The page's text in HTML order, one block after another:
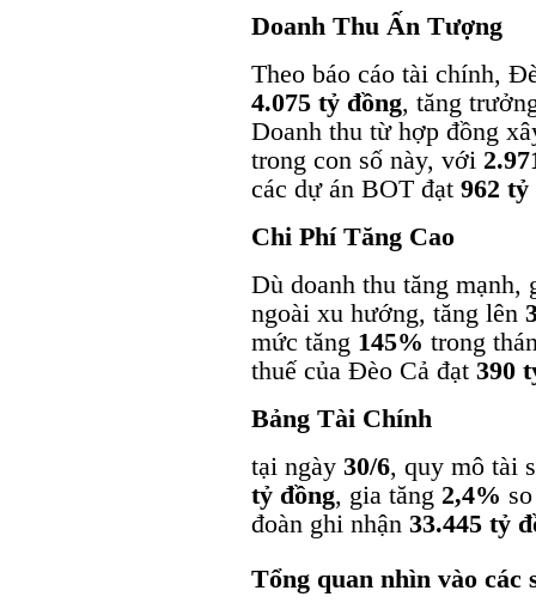
Doanh Thu Ấn Tượng
Theo báo cáo tài chính,
4.075 tỷ đồng, tăng
Doanh thu từ hợp đồng
trong con số này, với
các dự án BOT đạt 962 tỷ
Chi Phí Tăng Cao
Dù doanh thu tăng mạnh,
ngoài xu hướng, tăng lên
mức tăng 145% trong
thuế của Đèo Cả đạt 390
Bảng Tài Chính
tại ngày 30/6, quy mô tài
tỷ đồng, gia tăng 2,4%
đoàn ghi nhận 33.445 tỷ
Tổng quan nhìn vào các